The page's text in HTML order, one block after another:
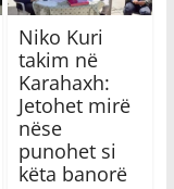
Niko Kuri
takim në
Karahaxh:
Jetohet mirë
nëse
punohet si
këta banorë